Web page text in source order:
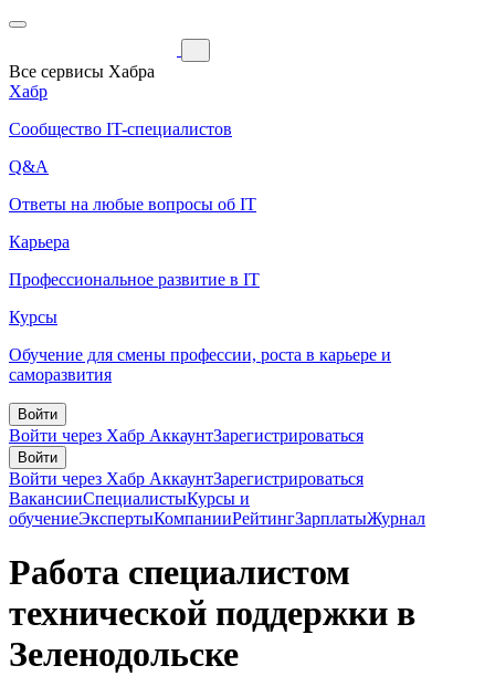
Все сервисы Хабра
Хабр
Сообщество IT-специалистов
Q&A
Ответы на любые вопросы об IT
Карьера
Профессиональное развитие в IT
Курсы
Обучение для смены профессии, роста в карьере и
саморазвития
Войти
Войти через Хабр АккаунтЗарегистрироваться
Войти
Войти через Хабр АккаунтЗарегистрироваться
ВакансииСпециалистыКурсы и
обучениеЭкспертыКомпанииРейтингЗарплатыЖурнал
Работа специалистом
технической поддержки в
Зеленодольске